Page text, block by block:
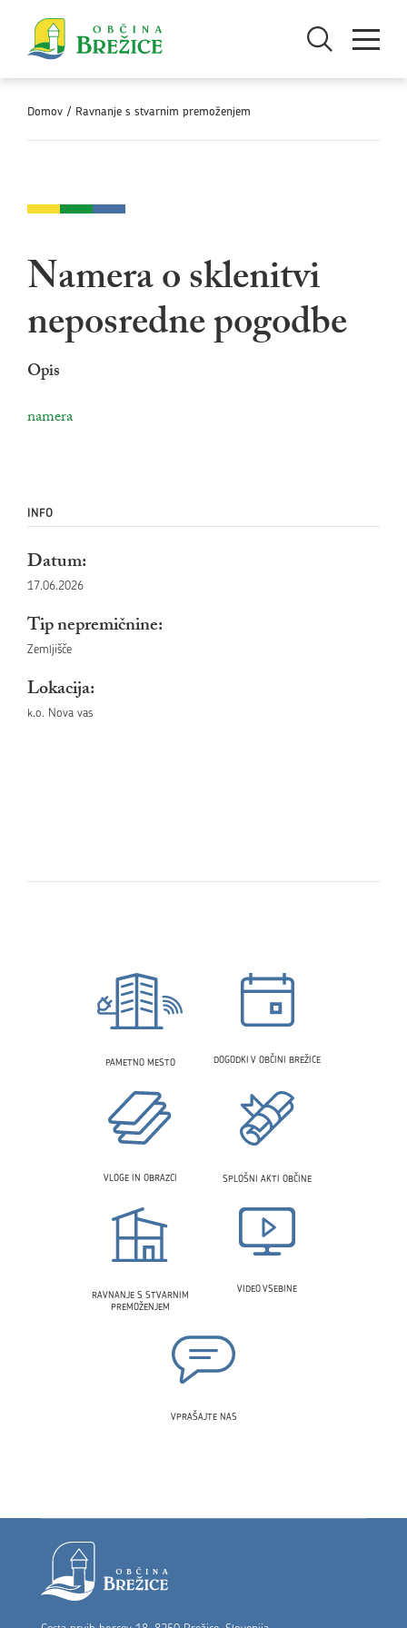
Odpri iskanjeOdpri meni
Domov / Ravnanje s stvarnim premoženjem
Namera o sklenitvi
neposredne pogodbe
Opis
povezava na dokument
namera
INFO
Datum:
17.06.2026
Tip nepremičnine:
Zemljišče
Lokacija:
k.o. Nova vas
PAMETNO MESTO DOGODKI V OBČINI BREŽICE
VLOGE IN OBRAZCI SPLOŠNI AKTI OBČINE
RAVNANJE S STVARNIM
PREMOŽENJEM
VIDEO VSEBINE
VPRAŠAJTE NAS
Noga strani